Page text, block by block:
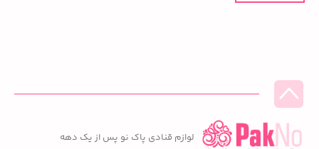
لوازم قنادی پاک نو پس از یک دهه